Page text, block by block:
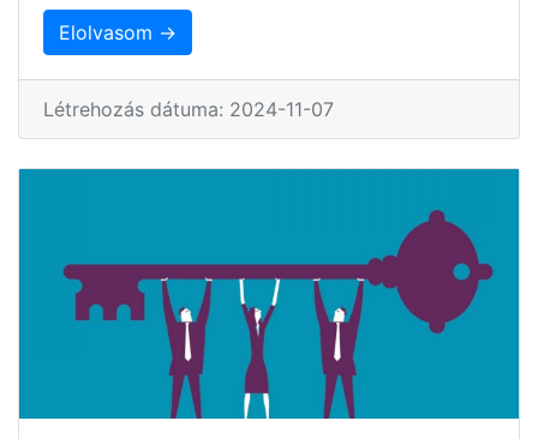
Elolvasom →
Létrehozás dátuma: 2024-11-07